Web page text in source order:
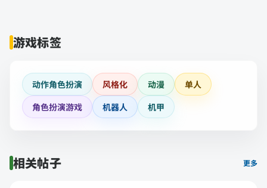
游戏标签
动作角色扮演 风格化 动漫
单人
角色扮演游戏
机器人 机甲
相关帖子 更多